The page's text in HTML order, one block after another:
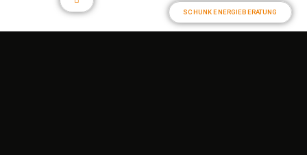
SCHUNK ENERGIEBERATUNG